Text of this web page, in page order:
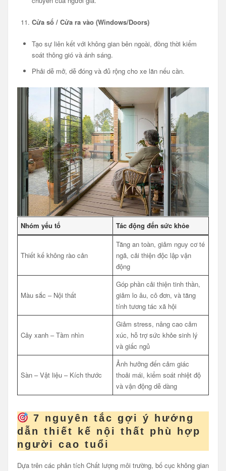
Cửa sổ / Cửa ra vào (Windows/Doors)
Tạo sự liên kết với không gian bên ngoài, đồng thời kiểm
soát thông gió và ánh sáng.
Phải dễ mở, dễ đóng và đủ rộng cho xe lăn nếu cần.
Nhóm yếu tố Tác động đến sức khỏe
Thiết kế không rào cản
Tăng an toàn, giảm nguy cơ té
ngã, cải thiện độc lập vận
động
Màu sắc – Nội thất
Góp phần cải thiện tinh thần,
giảm lo âu, cô đơn, và tăng
tính tương tác xã hội
Cây xanh – Tầm nhìn
Giảm stress, nâng cao cảm
xúc, hỗ trợ sức khỏe sinh lý
và giấc ngủ
Sàn – Vật liệu – Kích thước
Ảnh hưởng đến cảm giác
thoải mái, kiểm soát nhiệt độ
và vận động dễ dàng
7 nguyên tắc gợi ý hướng
dẫn thiết kế nội thất phù hợp
người cao tuổi
Dựa trên các phân tích Chất lượng môi trường, bố cục không gian